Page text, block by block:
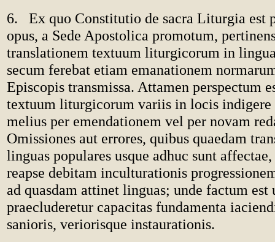
6. Ex quo Constitutio de sacra Liturgia est
opus, a Sede Apostolica promotum,
translationem textuum liturgicorum in
secum ferebat etiam emanationem
Episcopis transmissa. Attamen perspectum
textuum liturgicorum variis in locis indigere
melius per emendationem vel per novam
Omissiones aut errores, quibus quaedam
linguas populares usque adhuc sunt
reapse debitam inculturationis
ad quasdam attinet linguas; unde factum est
praecluderetur capacitas fundamenta
sanioris, veriorisque instaurationis.